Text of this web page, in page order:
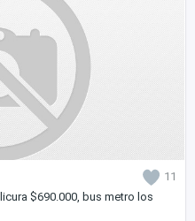
11
$690.000, bus metro los